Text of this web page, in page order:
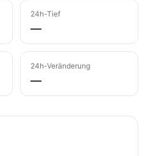
24h-Tief
—
24h-Veränderung
—